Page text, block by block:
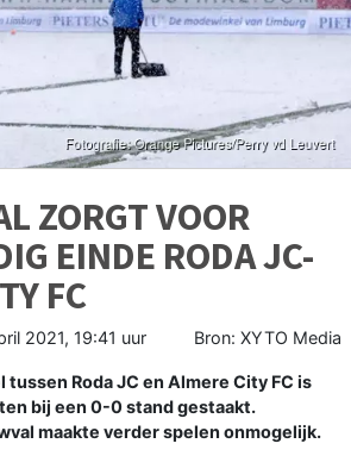
ZORGT VOOR
EINDE RODA JC-
FC
2021, 19:41 uur Bron: XYTO Media
tussen Roda JC en Almere City FC is
bij een 0-0 stand gestaakt.
maakte verder spelen onmogelijk.